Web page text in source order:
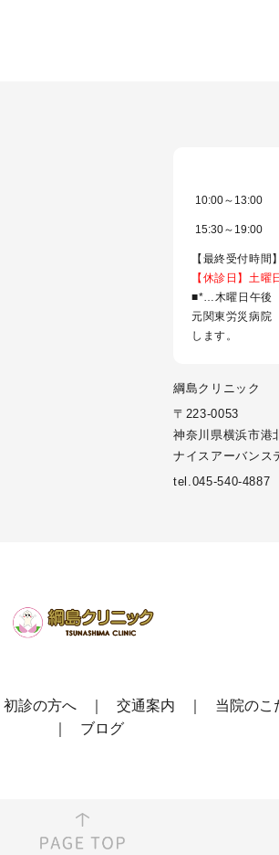
10:00～13:00
15:30～19:00
【最終受付時
【休診日】土曜
■*…木曜日午後
元関東労災病
します。
綱島クリニック
〒223-0053
神奈川県横浜市港
ナイスアーバンス
tel.045-540-4887
初診の方へ 交通案内 当院のこ
ブログ